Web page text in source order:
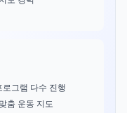
로그램 다수 진행
춤 운동 지도